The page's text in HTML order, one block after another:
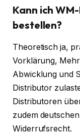
Kann ich
bestellen?
Theoretisch ja,
Vorklärung,
Abwicklung und
Distributor
Distributoren
zudem
Widerrufsrecht.